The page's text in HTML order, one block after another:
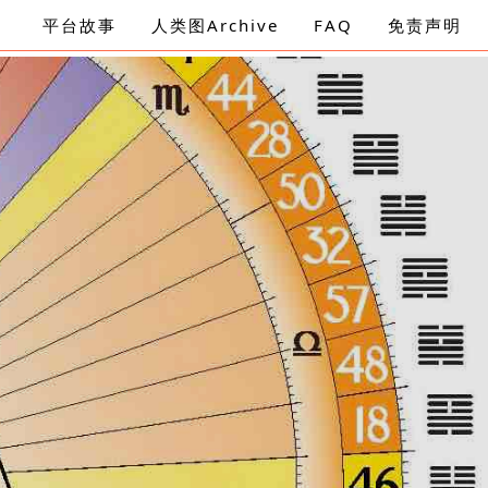
平台故事 人类图Archive FAQ 免责声明